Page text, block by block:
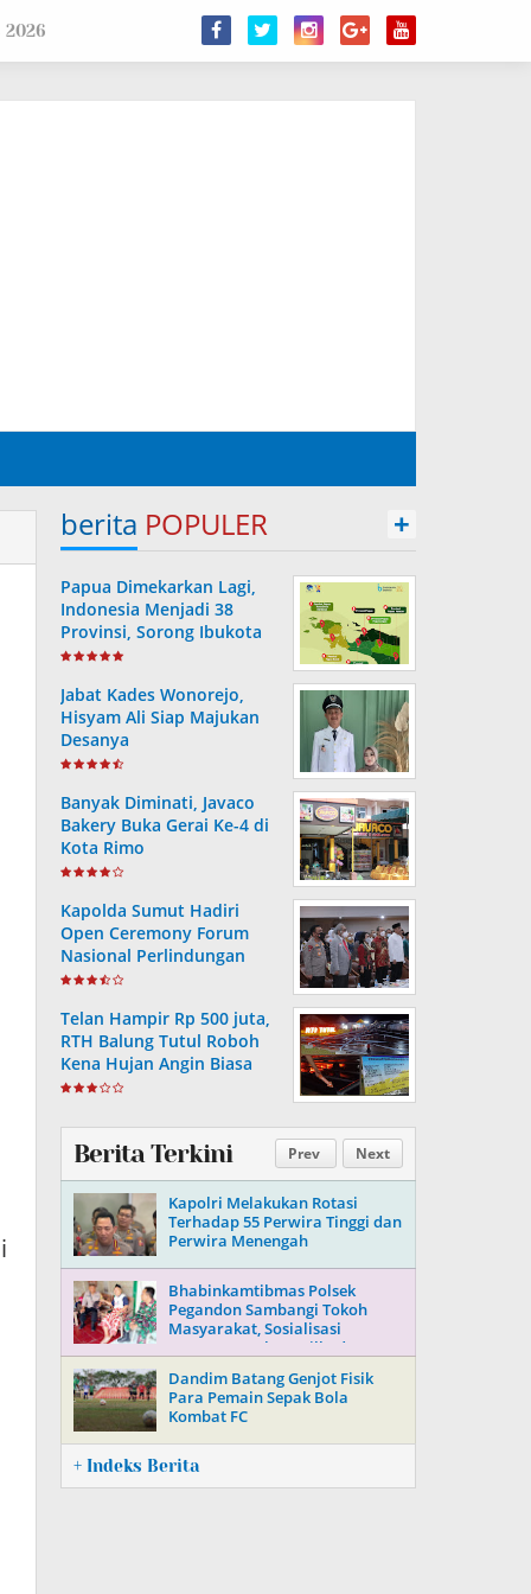
2026
berita POPULER +
Papua Dimekarkan Lagi,
Indonesia Menjadi 38
Provinsi, Sorong Ibukota
Provinsi ke 38
Jabat Kades Wonorejo,
Hisyam Ali Siap Majukan
Desanya
Banyak Diminati, Javaco
Bakery Buka Gerai Ke-4 di
Kota Rimo
Kapolda Sumut Hadiri
Open Ceremony Forum
Nasional Perlindungan
Anak ke-V Tahun 2022
Telan Hampir Rp 500 juta,
RTH Balung Tutul Roboh
Kena Hujan Angin Biasa
Prev Next
Berita Terkini
Kapolri Melakukan Rotasi
Terhadap 55 Perwira Tinggi dan
Perwira Menengah
Bhabinkamtibmas Polsek
Pegandon Sambangi Tokoh
Masyarakat, Sosialisasi
Keamanan Jelang Pilkada 2024
Dandim Batang Genjot Fisik
Para Pemain Sepak Bola
Kombat FC
+ Indeks Berita